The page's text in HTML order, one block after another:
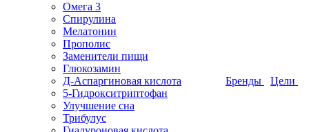
Омега 3
Спирулина
Мелатонин
Прополис
Заменители пищи
Глюкозамин
Д-Аспаргиновая кислота
5-Гидрокситриптофан
Улучшение сна
Трибулус
Бренды Цели